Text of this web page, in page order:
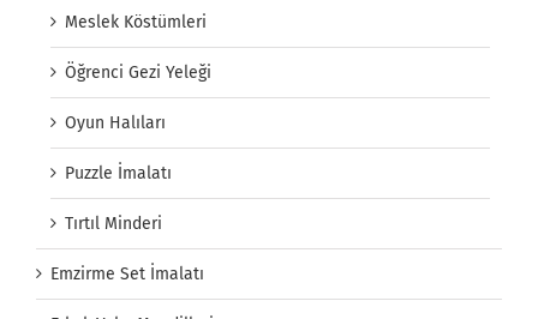
Meslek Köstümleri
Öğrenci Gezi Yeleği
Oyun Halıları
Puzzle İmalatı
Tırtıl Minderi
Emzirme Set İmalatı